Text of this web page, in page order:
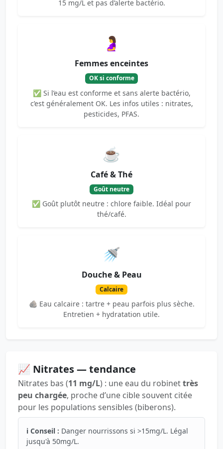
15 mg/L et pas d’alerte bactério.
🤰
Femmes enceintes
OK si conforme
✅ Si l’eau est conforme et sans alerte bactério,
c’est généralement OK. Les infos utiles : nitrates,
pesticides, PFAS.
☕
Café & Thé
Goût neutre
✅ Goût plutôt neutre : chlore faible. Idéal pour
thé/café.
🚿
Douche & Peau
Calcaire
🪨 Eau calcaire : tartre + peau parfois plus sèche.
Entretien + hydratation utile.
📈 Nitrates — tendance
Nitrates bas (11 mg/L) : une eau du robinettrès
peu chargée, proche d’une cible souvent citée
pour les populations sensibles (biberons).
ℹ️ Conseil : Danger nourrissons si >15mg/L. Légal
jusqu'à 50mg/L.